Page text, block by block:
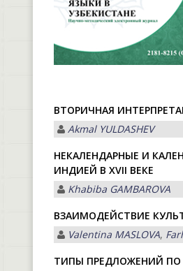
ВТОРИЧНАЯ
Akmal YULDASHEV
НЕКАЛЕНДАРНЫЕ И
ИНДИЕЙ В XVII ВЕКЕ
Khabiba GAMBAROVA
ВЗАИМОДЕЙСТВИЕ
Valentina MASLOVA,
ТИПЫ ПРЕДЛОЖЕНИЙ ПО